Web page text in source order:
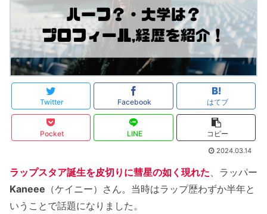
Twitter Facebook はてブ
Pocket LINE コピー
2024.03.14
ラップスタア誕生を皮切りに彗星の如く現れた 、ラッパー
Kaneee （ケイニー）さん。当時はラップ歴わずか半年と
いうことで話題になりました。